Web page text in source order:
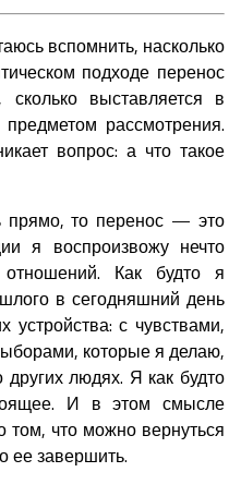
вспомнить, насколько
подходе перенос
сколько выставляется в
рассмотрения.
вопрос: а что такое
прямо, то перенос — это
я воспроизвожу нечто
Как будто я
в сегодняшний день
с чувствами,
которые я делаю,
людях. Я как будто
И в этом смысле
что можно вернуться
ее завершить.